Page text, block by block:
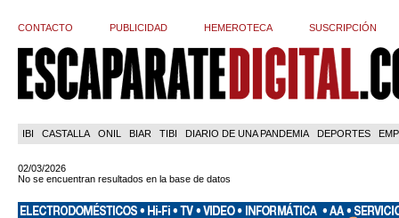
CONTACTO PUBLICIDAD HEMEROTECA SUSCRIPCIÓN
IBI CASTALLA ONIL BIAR TIBI DIARIO DE UNA PANDEMIA DEPORTES
02/03/2026
No se encuentran resultados en la base de datos